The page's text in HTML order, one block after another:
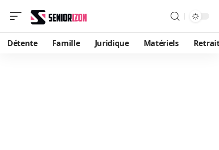
Détente Famille Juridique Matériels